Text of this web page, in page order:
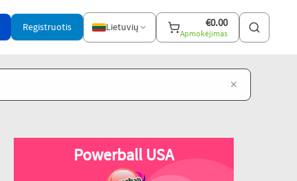
Registruotis Lietuvių €0.00
Apmokėjimas
×
Powerball USA